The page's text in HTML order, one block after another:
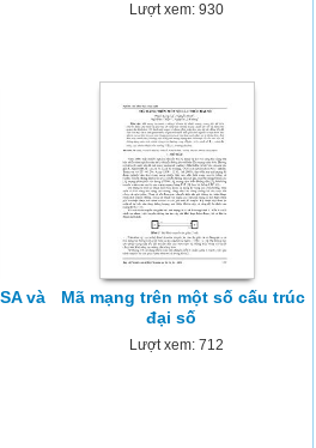
Lượt xem: 930
và
Mã mạng trên một số cấu trúc
đại số
Lượt xem: 712